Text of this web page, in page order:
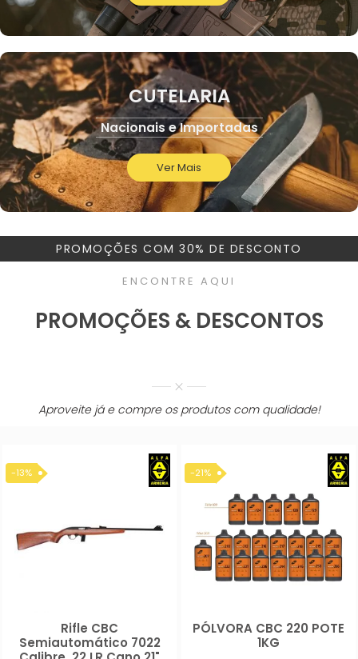
CUTELARIA
Nacionais e Importadas
Ver Mais
PROMOÇÕES COM 30% DE DESCONTO
ENCONTRE AQUI
PROMOÇÕES & DESCONTOS
Aproveite já e compre os produtos com qualidade!
-13%
Rifle CBC
Semiautomático 7022
Comprar
-21%
PÓLVORA CBC 220 POTE
1KG